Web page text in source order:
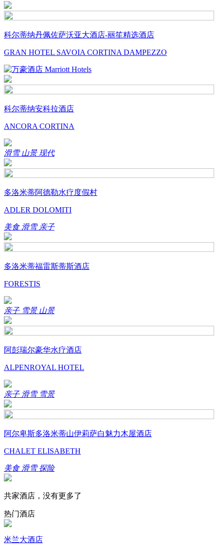
科尔蒂纳丹佩佐萨沃亚大酒店-丽笙精选酒店
GRAN HOTEL SAVOIA CORTINA DAMPEZZO
科尔蒂纳安科拉酒店
ANCORA CORTINA
滑雪 山景 现代
多洛米蒂阿德勒水疗度假村
ADLER DOLOMITI
美食 滑雪 亲子
多洛米蒂福雷斯蒂斯酒店
FORESTIS
亲子 雪景 山景
阿彭瑞尔豪华水疗酒店
ALPENROYAL HOTEL
亲子 滑雪 雪景
阿尔卑斯多洛米蒂山伊莉萨白魅力木屋酒店
CHALET ELISABETH
美食 滑雪 探险
共家酒店，没有更多了
热门酒店
米兰大酒店